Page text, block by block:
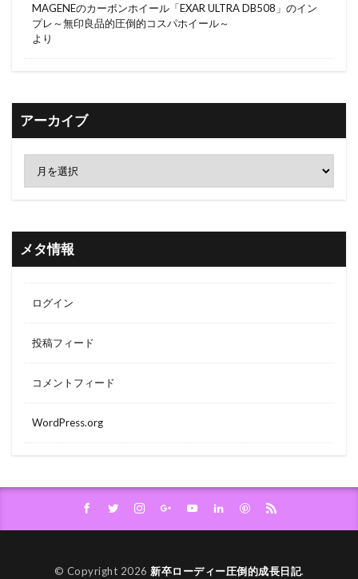
MAGENEのカーボンホイール「EXAR ULTRA DB508」のイン
プレ～無印良品的圧倒的コスパホイール～
より
アーカイブ
メタ情報
ログイン
投稿フィード
コメントフィード
WordPress.org
© Copyright 2026 新卒ローディー圧倒的成長日記.